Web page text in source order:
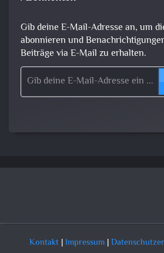
Gib deine E-Mail-Adresse an, um
abonnieren und
Beiträge via E-Mail zu erhalten.
Gib deine E-Mail-Adresse ein ...
Kontakt| Impressum|